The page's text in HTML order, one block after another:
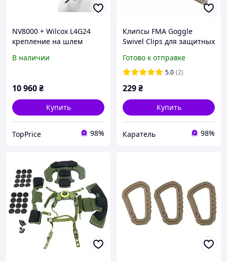
NV8000 + Wilcox L4G24
крепление на шлем
В наличии
10 960₴
Купить
TopPrice 98%
Клипсы FMA Goggle
Swivel Clips для защитных
шлем
Готово к отправке
5.0 (2)
229₴
Купить
Каратель 98%